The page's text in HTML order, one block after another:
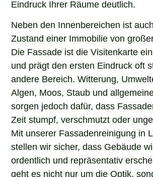
Neben den Innenbereichen ist
Zustand einer Immobilie von
Die Fassade ist die Visitenkarte
und prägt den ersten Eindruck oft
andere Bereich. Witterung,
Algen, Moos, Staub und
sorgen jedoch dafür, dass
Zeit stumpf, verschmutzt oder
Mit unserer Fassadenreinigung in
stellen wir sicher, dass Gebäude
ordentlich und repräsentativ
geht es nicht nur um die Optik,